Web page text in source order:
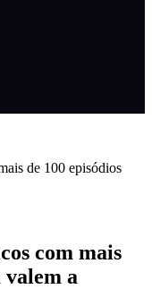
de 100 episódios
com mais
valem a